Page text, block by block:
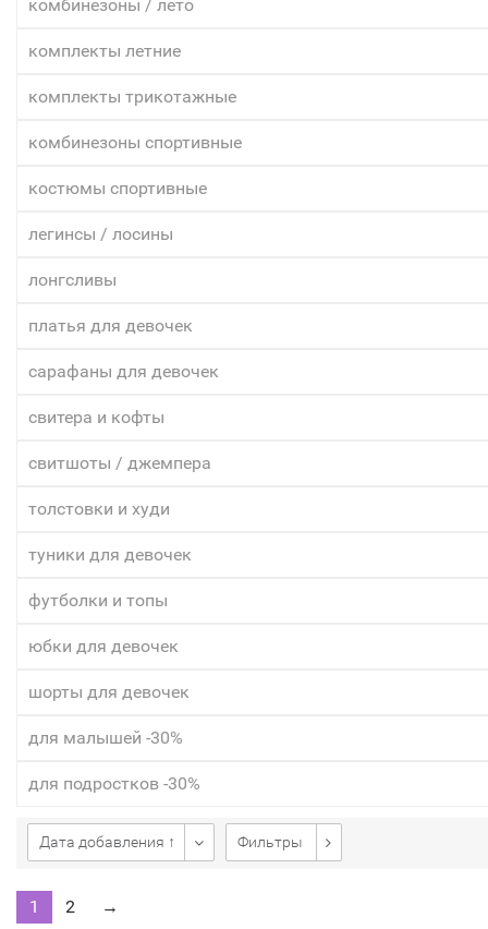
комбинезоны / лето
комплекты летние
комплекты трикотажные
комбинезоны спортивные
костюмы спортивные
легинсы / лосины
лонгсливы
платья для девочек
сарафаны для девочек
свитера и кофты
свитшоты / джемпера
толстовки и худи
туники для девочек
футболки и топы
юбки для девочек
шорты для девочек
для малышей -30%
для подростков -30%
Дата добавления ↑ Фильтры
1 2 →